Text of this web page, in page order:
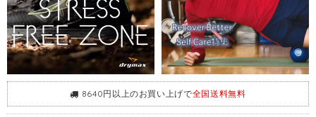
8640円以上のお買い上げで全国送料無料